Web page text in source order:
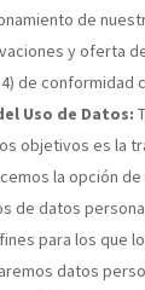
de
y oferta
de conformidad
Uso de Datos:
objetivos es la
la opción
de datos
para los que
datos